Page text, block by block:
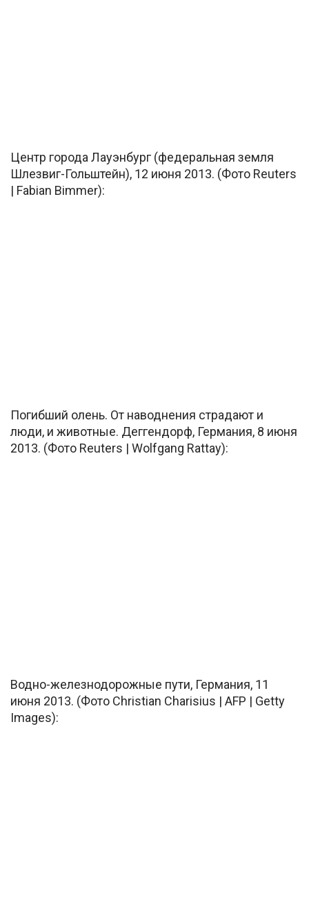
Центр города Лауэнбург (федеральная земля
Шлезвиг-Гольштейн), 12 июня 2013. (Фото Reuters
| Fabian Bimmer):
Погибший олень. От наводнения страдают и
люди, и животные. Деггендорф, Германия, 8 июня
2013. (Фото Reuters | Wolfgang Rattay):
Водно-железнодорожные пути, Германия, 11
июня 2013. (Фото Christian Charisius | AFP | Getty
Images):